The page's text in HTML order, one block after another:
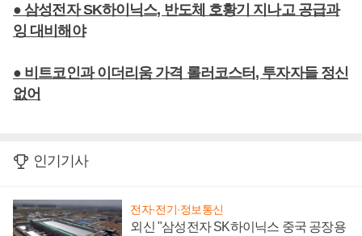
● 삼성전자 SK하이닉스, 반도체 호황기 지나고 공급과
잉 대비해야
● 비트코인과 이더리움 가격 롤러코스터, 투자자들 정신
없어
인기기사
전자·전기·정보통신
외신 "삼성전자 SK하이닉스 중국 공장용